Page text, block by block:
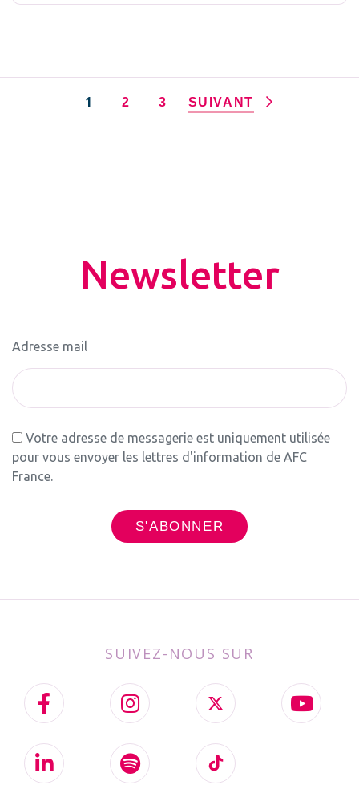
1 2 3 SUIVANT
Newsletter
Adresse mail
Votre adresse de messagerie est uniquement utilisée
pour vous envoyer les lettres d'information de AFC
France.
SUIVEZ-NOUS SUR